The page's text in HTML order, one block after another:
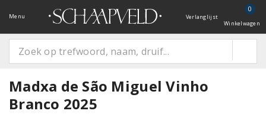
Menu Verlanglijst
0
Winkelwagen
Madxa de São Miguel Vinho
Branco 2025